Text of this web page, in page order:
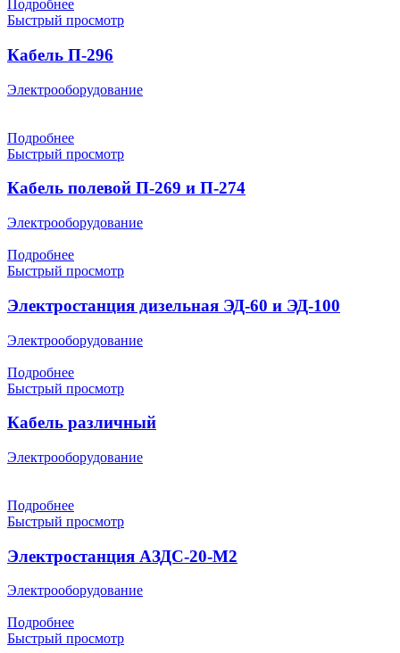
Подробнее
Быстрый просмотр
Кабель П-296
Электрооборудование
Подробнее
Быстрый просмотр
Кабель полевой П-269 и П-274
Электрооборудование
Подробнее
Быстрый просмотр
Электростанция дизельная ЭД-60 и ЭД-100
Электрооборудование
Подробнее
Быстрый просмотр
Кабель различный
Электрооборудование
Подробнее
Быстрый просмотр
Электростанция АЗДС-20-М2
Электрооборудование
Подробнее
Быстрый просмотр